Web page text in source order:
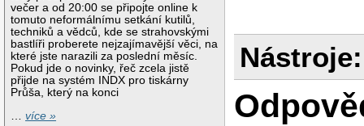
večer a od 20:00 se připojte online k
tomuto neformálnímu setkání kutilů,
techniků a vědců, kde se strahovskými
bastlíři proberete nejzajímavější věci, na
které jste narazili za poslední měsíc.
Pokud jde o novinky, řeč zcela jistě
přijde na systém INDX pro tiskárny
Průša, který na konci
…více »
Nástroje: